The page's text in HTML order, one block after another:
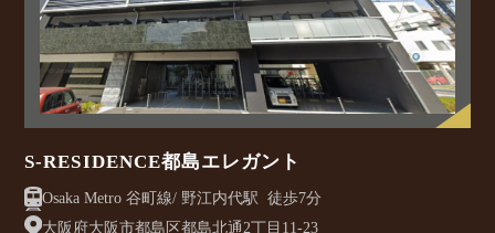
S-RESIDENCE都島エレガント
Osaka Metro 谷町線/ 野江内代駅 徒歩7分
大阪府大阪市都島区都島北通2丁目11-23